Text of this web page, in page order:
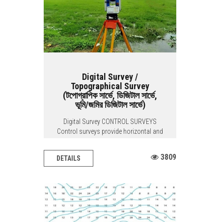
Digital Survey /
Topographical Survey
(টপোগ্রাপিক সার্ভে, ডিজিটাল সার্ভে,
ভূমি/জমির ডিজিটাল সার্ভে)
Digital Survey CONTROL SURVEYS
Control surveys provide horizontal and
DETAILS 3809